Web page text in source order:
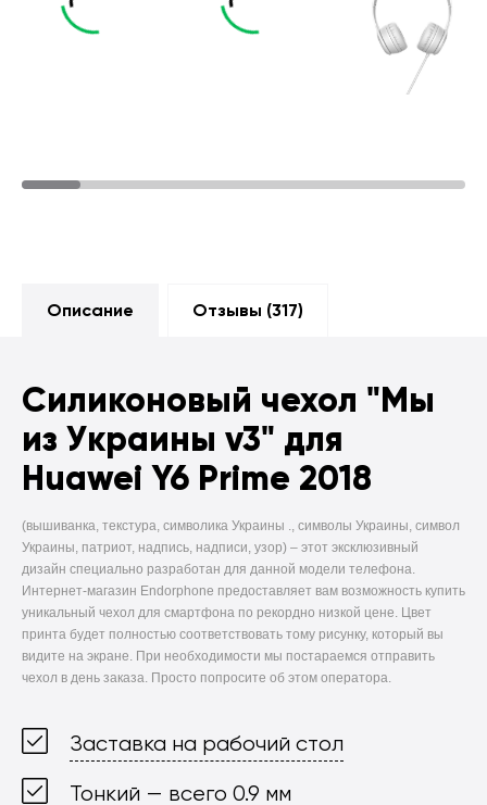
Описание Отзывы (317)
Силиконовый чехол "Мы
из Украины v3" для
Huawei Y6 Prime 2018
(вышиванка, текстура, символика Украины ., символы Украины, символ
Украины, патриот, надпись, надписи, узор) – этот эксклюзивный
дизайн специально разработан для данной модели телефона.
Интернет-магазин Endorphone предоставляет вам возможность купить
уникальный чехол для смартфона по рекордно низкой цене. Цвет
принта будет полностью соответствовать тому рисунку, который вы
видите на экране. При необходимости мы постараемся отправить
чехол в день заказа. Просто попросите об этом оператора.
Заставка на рабочий стол
Тонкий — всего 0.9 мм